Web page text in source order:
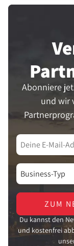
Abonniere
und wir
ZUM
Du kannst den
und kostenfrei